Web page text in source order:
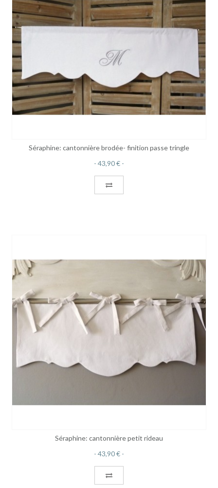
Séraphine: cantonnière brodée- finition passe tringle
43,90 €
Séraphine: cantonnière petit rideau
43,90 €